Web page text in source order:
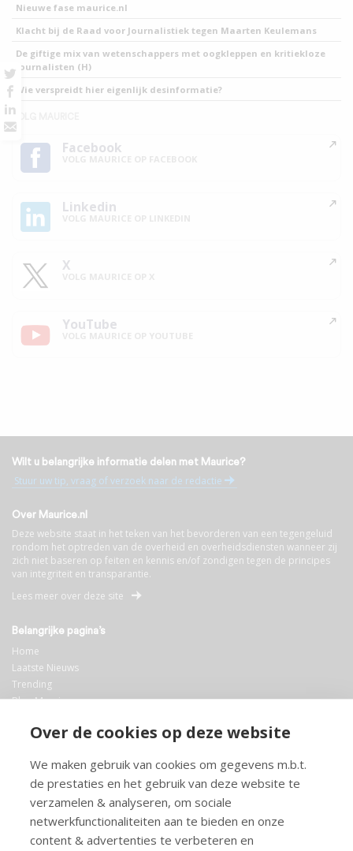
Over de cookies op deze website
We maken gebruik van cookies om gegevens m.b.t.
de prestaties en het gebruik van deze website te
verzamelen & analyseren, om sociale
netwerkfunctionaliteiten aan te bieden en onze
content & advertenties te verbeteren en
Nieuwe fase maurice.nl
Klacht bij de Raad voor Journalistiek tegen Maarten Keulemans
De giftige mix van wetenschappers met oogkleppen en kritiekloze
journalisten (H)
Wie verspreidt hier eigenlijk desinformatie?
VOLG MAURICE
Facebook
Linkedin
X
YouTube
Wilt u belangrijke informatie delen met Maurice?
Stuur uw tip, vraag of verzoek naar de redactie
Over Maurice.nl
Deze website staat in het teken van het bevorderen van een tegengeluid
rondom het optreden van de overheid en overheidsdiensten wanneer zij
zich niet baseren op feiten en kennis en/of zondigen tegen de principes
van integriteit en transparantie.
Lees meer over deze site
Belangrijke pagina’s
Home
Laatste Nieuws
Trending
Blog Maurice
Bibliotheek
Info en service
FAQ
Doneren
Privacy
Voorwaarden